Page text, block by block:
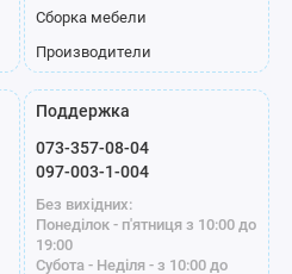
Сборка мебели
Производители
Поддержка
073-357-08-04
097-003-1-004
Без вихідних:
Понеділок - п'ятниця з 10:00 до
19:00
Субота - Неділя - з 10:00 до